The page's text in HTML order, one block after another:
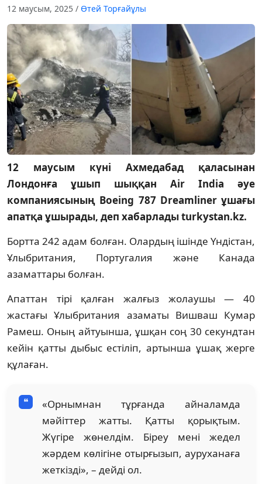
12 маусым, 2025 / Өтей Торғайұлы
12 маусым күні Ахмедабад қаласынан
Лондонға ұшып шыққан Air India әуе
компаниясының Boeing 787 Dreamliner ұшағы
апатқа ұшырады, деп хабарлады turkystan.kz.
Бортта 242 адам болған. Олардың ішінде Үндістан,
Ұлыбритания, Португалия және Канада
азаматтары болған.
Апаттан тірі қалған жалғыз жолаушы — 40
жастағы Ұлыбритания азаматы Вишваш Кумар
Рамеш. Оның айтуынша, ұшқан соң 30 секундтан
кейін қатты дыбыс естіліп, артынша ұшақ жерге
құлаған.
«Орнымнан тұрғанда айналамда
мәйіттер жатты. Қатты қорықтым.
Жүгіре жөнелдім. Біреу мені жедел
жәрдем көлігіне отырғызып, ауруханаға
жеткізді», – дейді ол.